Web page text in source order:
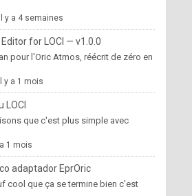
Il y a 4 semaines
for LOCI — v1.0.0
pour l'Oric Atmos, réécrit de zéro en
Il y a 1 mois
LOCI
que c'est plus simple avec
a 1 mois
adaptador EprOric
cool que ça se termine bien c'est